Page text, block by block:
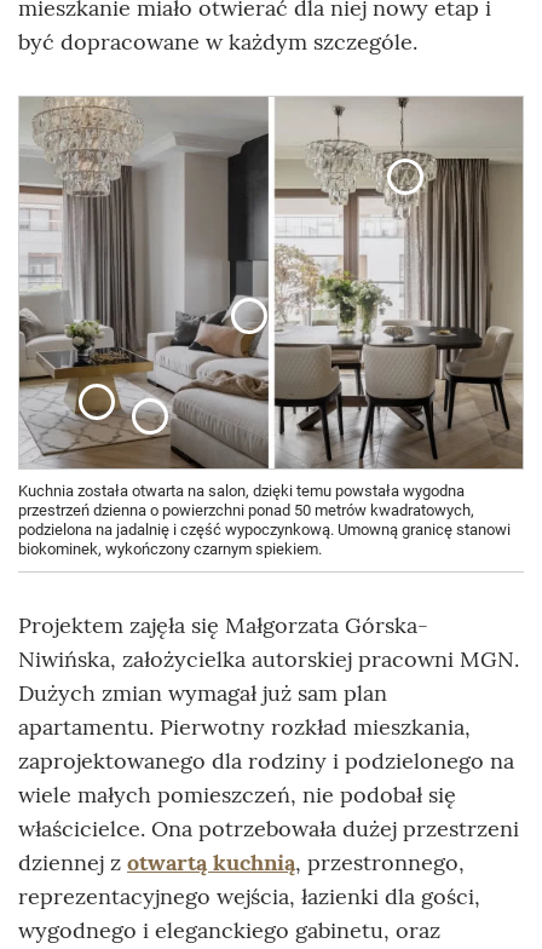
mieszkanie miało otwierać dla niej nowy etap i
być dopracowane w każdym szczególe.
Kuchnia została otwarta na salon, dzięki temu powstała wygodna
przestrzeń dzienna o powierzchni ponad 50 metrów kwadratowych,
podzielona na jadalnię i część wypoczynkową. Umowną granicę stanowi
biokominek, wykończony czarnym spiekiem.
Projektem zajęła się Małgorzata Górska-
Niwińska, założycielka autorskiej pracowni MGN.
Dużych zmian wymagał już sam plan
apartamentu. Pierwotny rozkład mieszkania,
zaprojektowanego dla rodziny i podzielonego na
wiele małych pomieszczeń, nie podobał się
właścicielce. Ona potrzebowała dużej przestrzeni
dziennej z otwartą kuchnią, przestronnego,
reprezentacyjnego wejścia, łazienki dla gości,
wygodnego i eleganckiego gabinetu, oraz